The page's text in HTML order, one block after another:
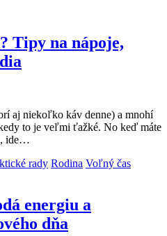
Tipy na nápoje,
aj niekoľko káv denne) a mnohí
to je veľmi ťažké. No keď máte
ide…
rady Rodina Voľný čas
energiu a
dňa